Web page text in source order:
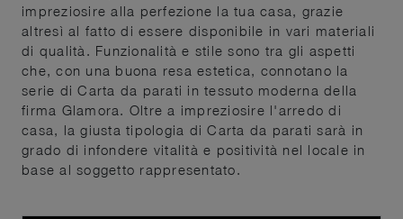
impreziosire alla perfezione la tua casa, grazie
altresì al fatto di essere disponibile in vari materiali
di qualità. Funzionalità e stile sono tra gli aspetti
che, con una buona resa estetica, connotano la
serie di Carta da parati in tessuto moderna della
firma Glamora. Oltre a impreziosire l'arredo di
casa, la giusta tipologia di Carta da parati sarà in
grado di infondere vitalità e positività nel locale in
base al soggetto rappresentato.